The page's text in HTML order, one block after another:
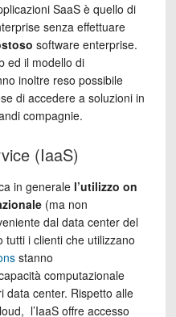
SaaS è quello di
senza effettuare
software enterprise.
ed il modello di
inoltre reso possibile
di accedere a soluzioni in
compagnie.
(IaaS)
in generale l’utilizzo on
(ma non
dal data center del
i clienti che utilizzano
stanno
computazionale
data center. Rispetto alle
l’IaaS offre accesso